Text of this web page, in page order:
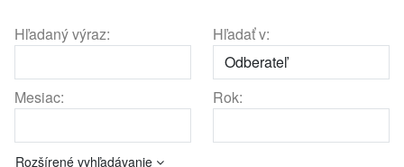
Hľadaný výraz: Hľadať v:
Mesiac: Rok:
Rozšírené vyhľadávanie